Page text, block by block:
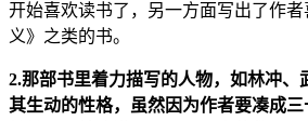
开始喜欢读书了，另一方面写出了作
义》之类的书。
2.那部书里着力描写的人物，如林冲、
其生动的性格，虽然因为作者要凑成三